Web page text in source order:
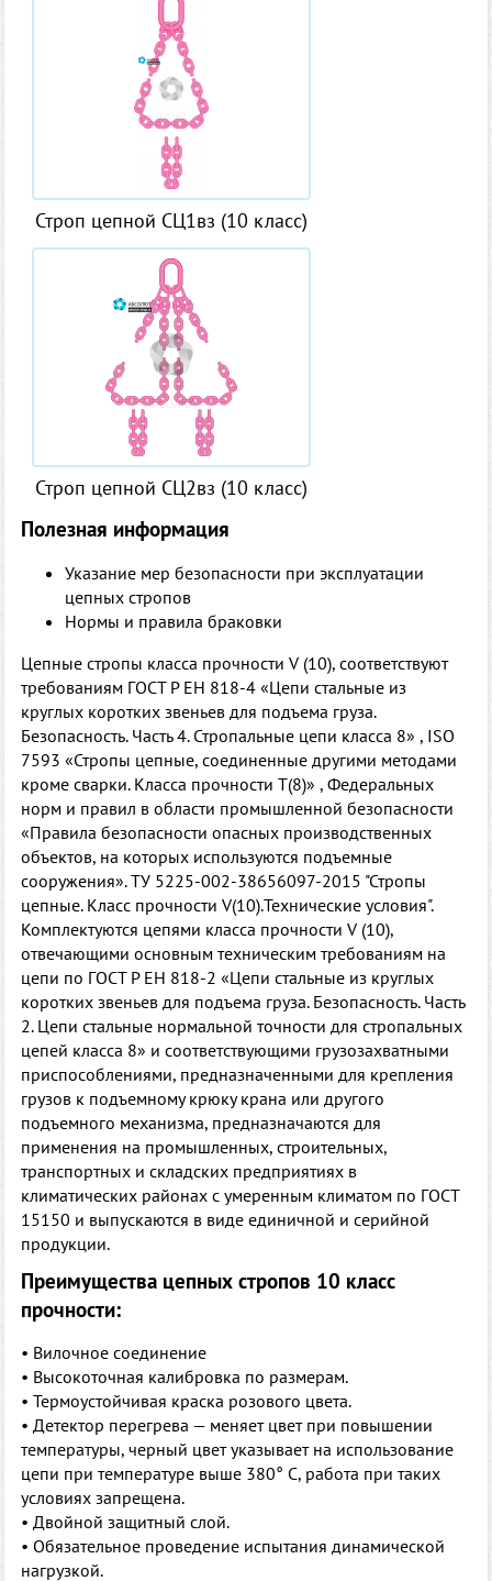
Строп цепной СЦ1вз (10 класс)
Строп цепной СЦ2вз (10 класс)
Полезная информация
Указание мер безопасности при эксплуатации
цепных стропов
Нормы и правила браковки
Цепные стропы класса прочности V (10), соответствуют
требованиям ГОСТ Р ЕН 818-4 «Цепи стальные из
круглых коротких звеньев для подъема груза.
Безопасность. Часть 4. Стропальные цепи класса 8» , ISO
7593 «Стропы цепные, соединенные другими методами
кроме сварки. Класса прочности Т(8)» , Федеральных
норм и правил в области промышленной безопасности
«Правила безопасности опасных производственных
объектов, на которых используются подъемные
сооружения». ТУ 5225-002-38656097-2015 "Стропы
цепные. Класс прочности V(10).Технические условия".
Комплектуются цепями класса прочности V (10),
отвечающими основным техническим требованиям на
цепи по ГОСТ Р ЕН 818-2 «Цепи стальные из круглых
коротких звеньев для подъема груза. Безопасность. Часть
2. Цепи стальные нормальной точности для стропальных
цепей класса 8» и соответствующими грузозахватными
приспособлениями, предназначенными для крепления
грузов к подъемному крюку крана или другого
подъемного механизма, предназначаются для
применения на промышленных, строительных,
транспортных и складских предприятиях в
климатических районах с умеренным климатом по ГОСТ
15150 и выпускаются в виде единичной и серийной
продукции.
Преимущества цепных стропов 10 класс
прочности:
• Вилочное соединение
• Высокоточная калибровка по размерам.
• Термоустойчивая краска розового цвета.
• Детектор перегрева — меняет цвет при повышении
температуры, черный цвет указывает на использование
цепи при температуре выше 380° С, работа при таких
условиях запрещена.
• Двойной защитный слой.
• Обязательное проведение испытания динамической
нагрузкой.